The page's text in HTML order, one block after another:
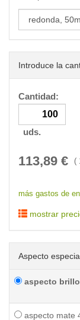
Introduce la
Cantidad:
uds.
113,89 € (
más gastos de
mostrar
Aspecto
aspecto
aspecto mate